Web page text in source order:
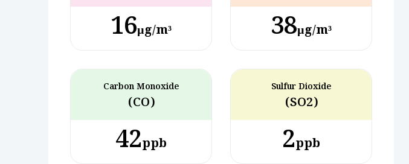
16µg/m³ 38µg/m³
Carbon Monoxide
(CO)
42ppb
Sulfur Dioxide
(SO2)
2ppb